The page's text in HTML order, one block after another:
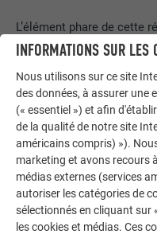
L’élément phare de cette
toiture en aluminium,
préserver la tradition
en offrant une solution
se marient si bien qu’ils
parfaite », souligne
de toiture.Les losanges
historique et résistent
changeantes de la région.
La réalisation de la
INFORMATIONS SUR LES
Nous utilisons sur ce site
des données, à assurer une
(« essentiel ») et afin
de la qualité de notre site
américains compris) »).
marketing et avons recours
médias externes (services
autoriser les catégories de
sélectionnés en cliquant sur
les cookies et médias. Ces